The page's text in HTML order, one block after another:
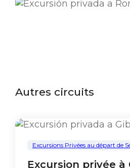
Autres circuits
Excursions Privées au départ de
Excursion privée à